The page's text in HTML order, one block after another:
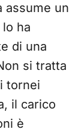
assume un
ha
di una
si tratta
tornei
il carico
è